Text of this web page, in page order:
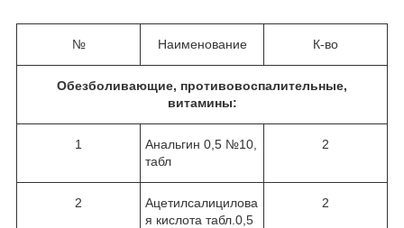
№ Наименование К-во
Обезболивающие, противовоспалительные,
витамины:
1
Анальгин 0,5 №10,
табл
2
2
Ацетилсалицилова
я кислота табл.0,5
2